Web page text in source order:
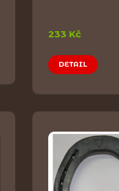
233 Kč
DETAIL